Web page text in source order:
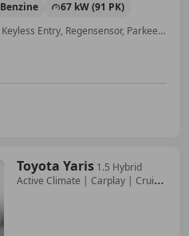
Benzine
67 kW (91 PK)
Parkeerhulp met camera, Alarm, Keyless Entry, Regensensor, Parkeerhulp achter, Mistlampen, Cruise control, Parkeerhulp voor
Toyota Yaris 1.5 Hybrid
Active Climate | Carplay | Cruise